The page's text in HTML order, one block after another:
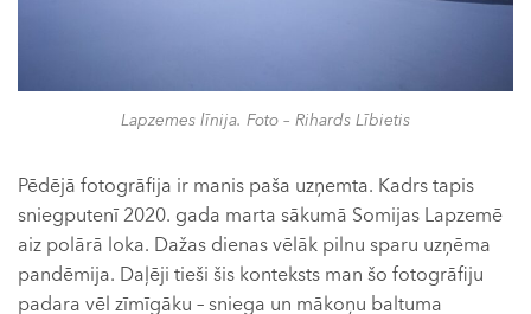
Lapzemes līnija. Foto – Rihards Lībietis
Pēdējā fotogrāfija ir manis paša uzņemta. Kadrs tapis
sniegputenī 2020. gada marta sākumā Somijas Lapzemē
aiz polārā loka. Dažas dienas vēlāk pilnu sparu uzņēma
pandēmija. Daļēji tieši šis konteksts man šo fotogrāfiju
padara vēl zīmīgāku – sniega un mākoņu baltuma